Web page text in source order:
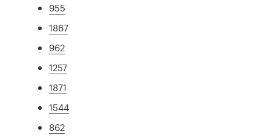
955
1867
962
1257
1871
1544
862